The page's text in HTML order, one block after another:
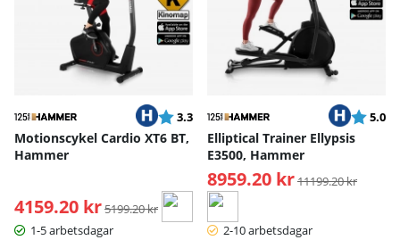
Betyg:
3.3 utav 5 stjärnor
Motionscykel Cardio XT6 BT,
Hammer
4159.20 kr Ordinarie pris:
5199.20 kr
1-5 arbetsdagar
Betyg:
5.0
Elliptical Trainer Ellypsis
E3500, Hammer
8959.20 kr Ordinarie pris:
11199.20 kr
2-10 arbetsdagar